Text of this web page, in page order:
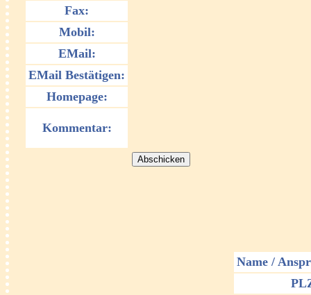
Fax:
Mobil:
EMail:
EMail Bestätigen:
Homepage:
Kommentar:
Name /